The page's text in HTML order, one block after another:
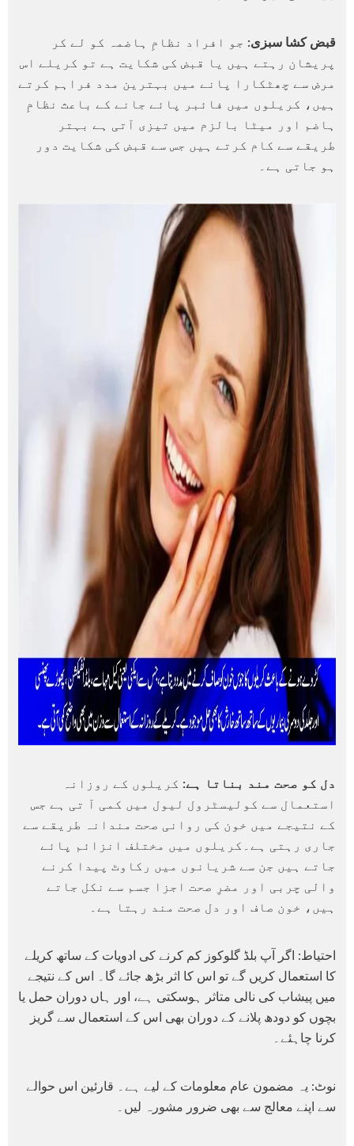
قبض کشا سبزی: جو افراد نظامِ ہاضمہ کو لے کر
پریشان رہتے ہیں یا قبض کی شکایت ہے تو کریلے اس
مرض سے چھٹکارا پانے میں بہترین مدد فراہم کرتے
ہیں، کریلوں میں فائبر پائے جانے کے باعث نظامِ
ہاضم اور میٹا بالزم میں تیزی آتی ہے بہتر
طریقے سے کام کرتے ہیں جس سے قبض کی شکایت دور
ہو جاتی ہے۔
دل کو صحت مند بناتا ہے: کریلوں کے روزانہ
استعمال سے کولیسٹرول لیول میں کمی آ تی ہے جس
کے نتیجے میں خون کی روانی صحت مندانہ طریقے سے
جاری رہتی ہے۔کریلوں میں مختلف انزائم پائے
جاتے ہیں جن سے شریانوں میں رکاوٹ پیدا کرنے
والی چربی اور مضرِ صحت اجزا جسم سے نکل جاتے
ہیں، خون صاف اور دل صحت مند رہتا ہے۔
احتیاط: اگر آپ بلڈ گلوکوز کم کرنے کی ادویات کے ساتھ کریلے
کا استعمال کریں گے تو اس کا اثر بڑھ جائے گا۔ اس کے نتیجے
میں پیشاب کی نالی متاثر ہوسکتی ہے، اور ہاں دوران حمل یا
بچوں کو دودھ پلانے کے دوران بھی اس کے استعمال سے گریز
کرنا چاہئے۔
نوٹ: یہ مضمون عام معلومات کے لیے ہے۔ قارئین اس حوالے
سے اپنے معالج سے بھی ضرور مشورہ لیں۔